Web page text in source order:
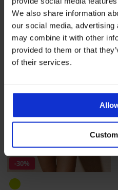
We also share information
our social media,
may combine it with other
provided to them or that
of their services.
LIMITED
-30%